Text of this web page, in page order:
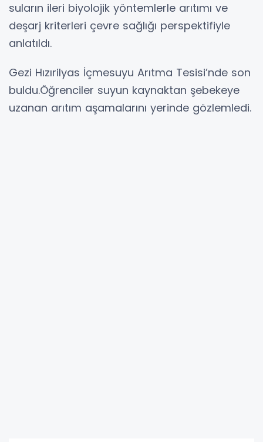
suların ileri biyolojik yöntemlerle arıtımı ve
deşarj kriterleri çevre sağlığı perspektifiyle
anlatıldı.
Gezi Hızırilyas İçmesuyu Arıtma Tesisi’nde son
buldu.Öğrenciler suyun kaynaktan şebekeye
uzanan arıtım aşamalarını yerinde gözlemledi.